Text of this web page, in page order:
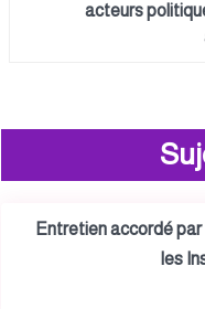
acteurs
Entretien accordé
les